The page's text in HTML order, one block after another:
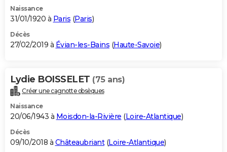
Naissance
31/01/1920 à Paris (Paris)
Décès
27/02/2019 à Évian-les-Bains (Haute-Savoie)
Lydie BOISSELET (75 ans)
Créer une cagnotte obsèques
Naissance
20/06/1943 à Moisdon-la-Rivière (Loire-Atlantique)
Décès
09/10/2018 à Châteaubriant(Loire-Atlantique)